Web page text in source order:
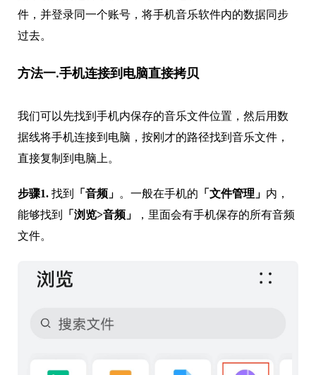
件，并登录同一个账号，将手机音乐软件内的数据同步
过去。
方法一.手机连接到电脑直接拷贝
我们可以先找到手机内保存的音乐文件位置，然后用数
据线将手机连接到电脑，按刚才的路径找到音乐文件，
直接复制到电脑上。
步骤1. 找到 「音频」 。一般在手机的 「文件管理」 内，
能够找到
「浏览>音频」
，里面会有手机保存的所有音频
文件。